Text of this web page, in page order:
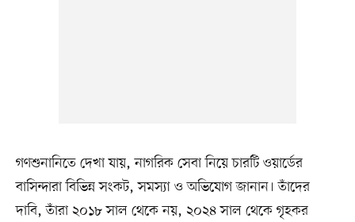
গণশুনানিতে দেখা যায়, নাগরিক সেবা নিয়ে চারটি ওয়ার্ডের
বাসিন্দারা বিভিন্ন সংকট, সমস্যা ও অভিযোগ জানান। তাঁদের
দাবি, তাঁরা ২০১৮ সাল থেকে নয়, ২০২৪ সাল থেকে গৃহকর